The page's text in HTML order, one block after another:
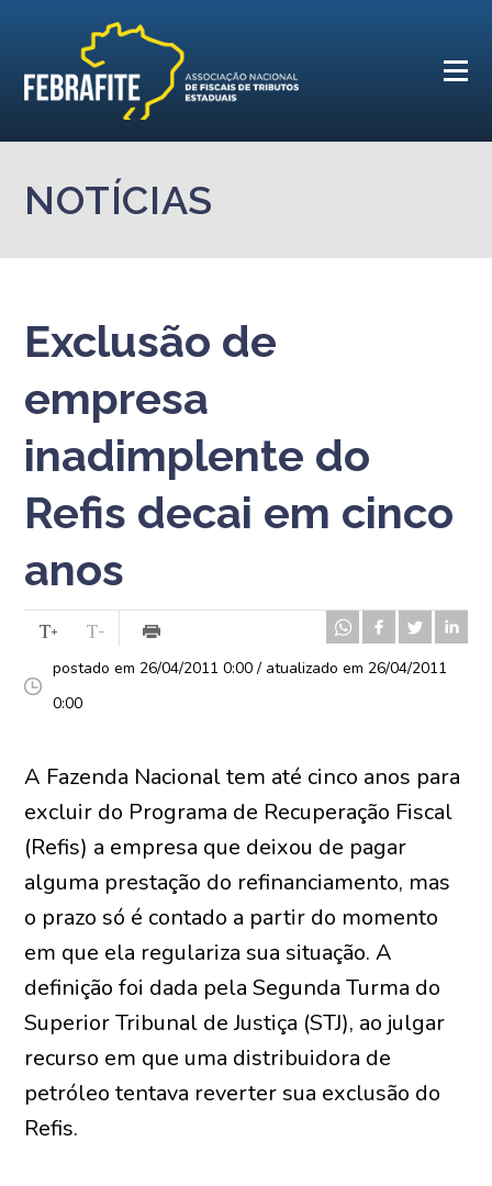
NOTÍCIAS
Exclusão de
empresa
inadimplente do
Refis decai em cinco
anos
postado em 26/04/2011 0:00 / atualizado em 26/04/2011
0:00
A Fazenda Nacional tem até cinco anos para
excluir do Programa de Recuperação Fiscal
(Refis) a empresa que deixou de pagar
alguma prestação do refinanciamento, mas
o prazo só é contado a partir do momento
em que ela regulariza sua situação. A
definição foi dada pela Segunda Turma do
Superior Tribunal de Justiça (STJ), ao julgar
recurso em que uma distribuidora de
petróleo tentava reverter sua exclusão do
Refis.